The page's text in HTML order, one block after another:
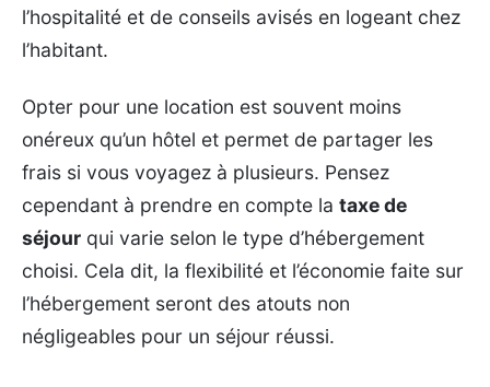
l’hospitalité et de conseils avisés en logeant chez
l’habitant.
Opter pour une location est souvent moins
onéreux qu’un hôtel et permet de partager les
frais si vous voyagez à plusieurs. Pensez
cependant à prendre en compte la taxe de
séjour qui varie selon le type d’hébergement
choisi. Cela dit, la flexibilité et l’économie faite sur
l’hébergement seront des atouts non
négligeables pour un séjour réussi.